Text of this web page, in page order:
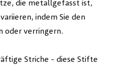
die metallgefasst ist,
indem Sie den
oder verringern.
Striche - diese Stifte